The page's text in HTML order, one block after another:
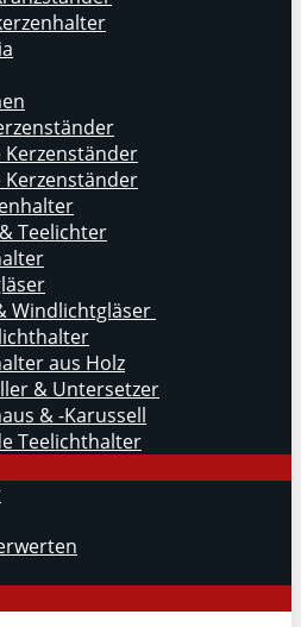
Kerzenständer
Kerzenständer
Teelichter
Windlichtgläser
aus Holz
& Untersetzer
& -Karussell
Teelichthalter